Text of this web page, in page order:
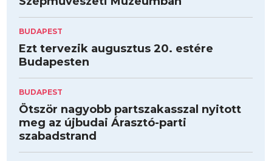
BUDAPEST
Ezt tervezik augusztus 20. estére
Budapesten
BUDAPEST
Ötször nagyobb partszakasszal nyitott
meg az újbudai Árasztó-parti
szabadstrand